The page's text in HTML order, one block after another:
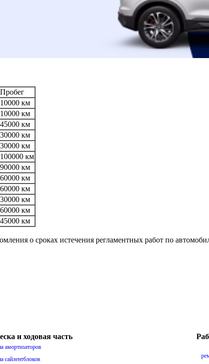
Пробег
10000 км
10000 км
45000 км
30000 км
30000 км
100000 км
90000 км
60000 км
60000 км
30000 км
60000 км
45000 км
о сроках истечения регламентных работ по
и ходовая часть
амортизаторов
сайлентблоков